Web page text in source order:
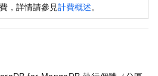
，詳情請參見計費概述。